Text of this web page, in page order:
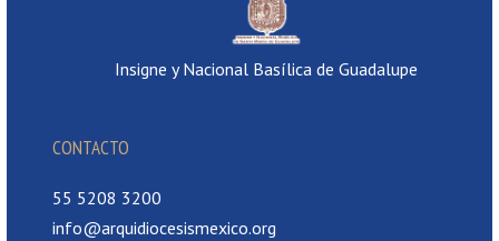
Insigne y Nacional Basílica de Guadalupe
CONTACTO
55 5208 3200
info@arquidiocesismexico.org